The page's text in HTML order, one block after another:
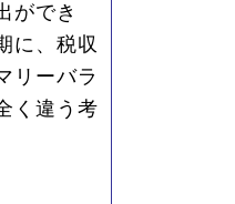
ができ
に、税収
リーバラ
く違う考